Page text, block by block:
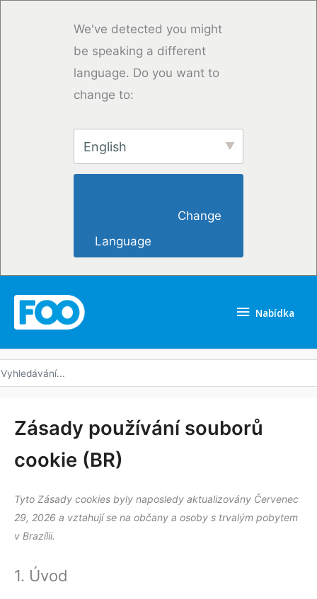
We've detected you might
be speaking a different
language. Do you want to
change to:
English
Language
Nabídka
Zásady používání souborů
cookie (BR)
Tyto Zásady cookies byly naposledy aktualizovány Červenec
29, 2026 a vztahují se na občany a osoby s trvalým pobytem
v Brazílii.
1. Úvod
Souhlas
se
Souhlas
se
Souhlas
se
Souhlas
se
js
Souhlas
se
Souhlas
se
Souhlas
se
recaptcha
Souhlas
se
Souhlas
se
fonts
Souhlas
se
maps
Souhlas
se
Souhlas
se
Consent
to
gettext-
data-